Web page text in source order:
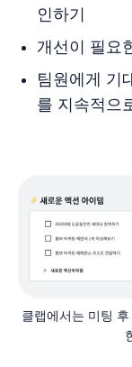
인하기
개선이 필요
팀원에게 기
를 지속적으
클랩에서는 미팅